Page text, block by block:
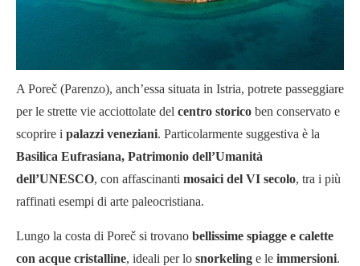
A Poreč (Parenzo), anch’essa situata in Istria, potrete passeggiare
per le strette vie acciottolate del centro storico ben conservato e
scoprire i palazzi veneziani. Particolarmente suggestiva è la
Basilica Eufrasiana, Patrimonio dell’Umanità
dell’UNESCO, con affascinanti mosaici del VI secolo, tra i più
raffinati esempi di arte paleocristiana.
Lungo la costa di Poreč si trovano bellissime spiagge e calette
con acque cristalline, ideali per lo snorkeling e le immersioni.